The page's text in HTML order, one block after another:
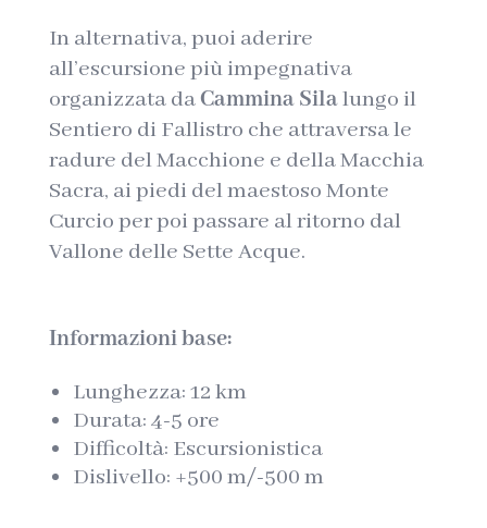
In alternativa, puoi aderire
all’escursione più impegnativa
organizzata daCammina Silalungo il
Sentiero di Fallistro che attraversa le
radure del Macchione e della Macchia
Sacra, ai piedi del maestoso Monte
Curcio per poi passare al ritorno dal
Vallone delle Sette Acque.
Informazioni base:
Lunghezza: 12 km
Durata: 4-5 ore
Difficoltà: Escursionistica
Dislivello: +500 m/-500 m